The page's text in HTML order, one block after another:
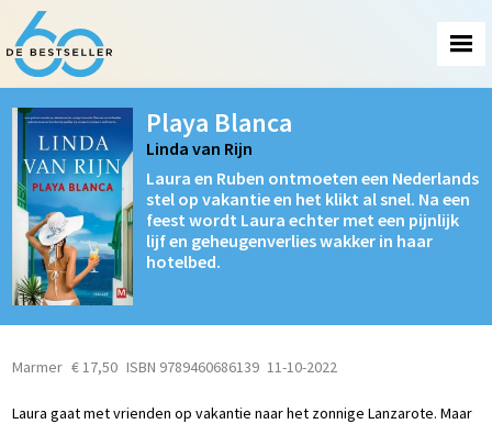
Playa Blanca
Linda van Rijn
Laura en Ruben ontmoeten een Nederlands
stel op vakantie en het klikt al snel. Na een
feest wordt Laura echter met een pijnlijk
lijf en geheugenverlies wakker in haar
hotelbed.
Marmer € 17,50 ISBN 9789460686139 11-10-2022
Laura gaat met vrienden op vakantie naar het zonnige Lanzarote. Maar